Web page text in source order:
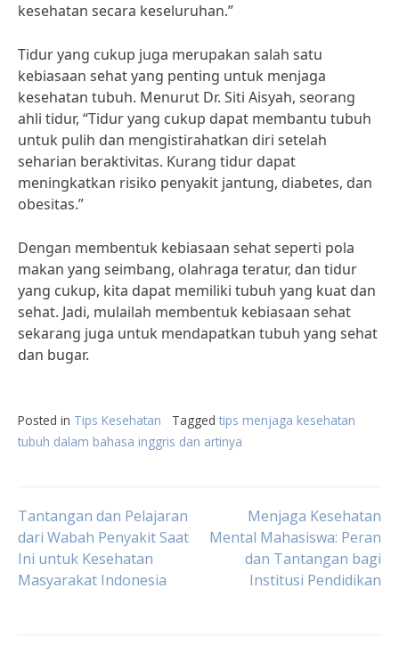
kesehatan secara keseluruhan.”
Tidur yang cukup juga merupakan salah satu
kebiasaan sehat yang penting untuk menjaga
kesehatan tubuh. Menurut Dr. Siti Aisyah, seorang
ahli tidur, “Tidur yang cukup dapat membantu tubuh
untuk pulih dan mengistirahatkan diri setelah
seharian beraktivitas. Kurang tidur dapat
meningkatkan risiko penyakit jantung, diabetes, dan
obesitas.”
Dengan membentuk kebiasaan sehat seperti pola
makan yang seimbang, olahraga teratur, dan tidur
yang cukup, kita dapat memiliki tubuh yang kuat dan
sehat. Jadi, mulailah membentuk kebiasaan sehat
sekarang juga untuk mendapatkan tubuh yang sehat
dan bugar.
Posted in Tips Kesehatan Tagged tips menjaga kesehatan
tubuh dalam bahasa inggris dan artinya
Post
navigation
Tantangan dan Pelajaran
dari Wabah Penyakit Saat
Ini untuk Kesehatan
Masyarakat Indonesia
Menjaga Kesehatan
Mental Mahasiswa: Peran
dan Tantangan bagi
Institusi Pendidikan